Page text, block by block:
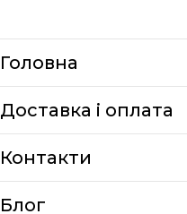
Головна
Доставка i оплата
Контакти
Блог